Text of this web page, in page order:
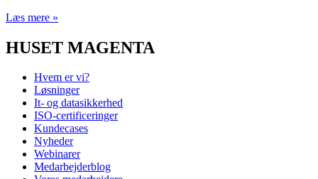
Læs mere »
HUSET MAGENTA
Hvem er vi?
Løsninger
It- og datasikkerhed
ISO-certificeringer
Kundecases
Nyheder
Webinarer
Medarbejderblog